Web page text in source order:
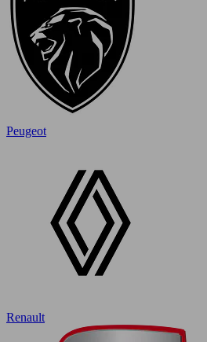
Peugeot
Renault